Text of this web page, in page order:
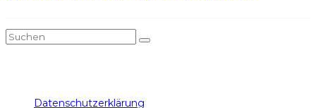
Datenschutzerklärung